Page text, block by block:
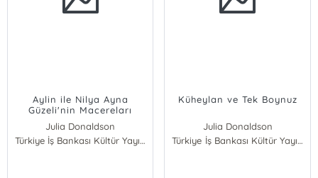
Aylin ile Nilya Ayna
Güzeli'nin Macereları
Julia Donaldson
Türkiye İş Bankası Kültür Yayınları
Küheylan ve Tek Boynuz
Julia Donaldson
Türkiye İş Bankası Kültür Yayınları